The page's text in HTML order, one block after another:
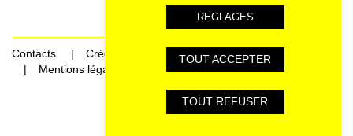
Contacts
Crédits
Mentions légales et données personnelles
REGLAGES
TOUT ACCEPTER
TOUT REFUSER